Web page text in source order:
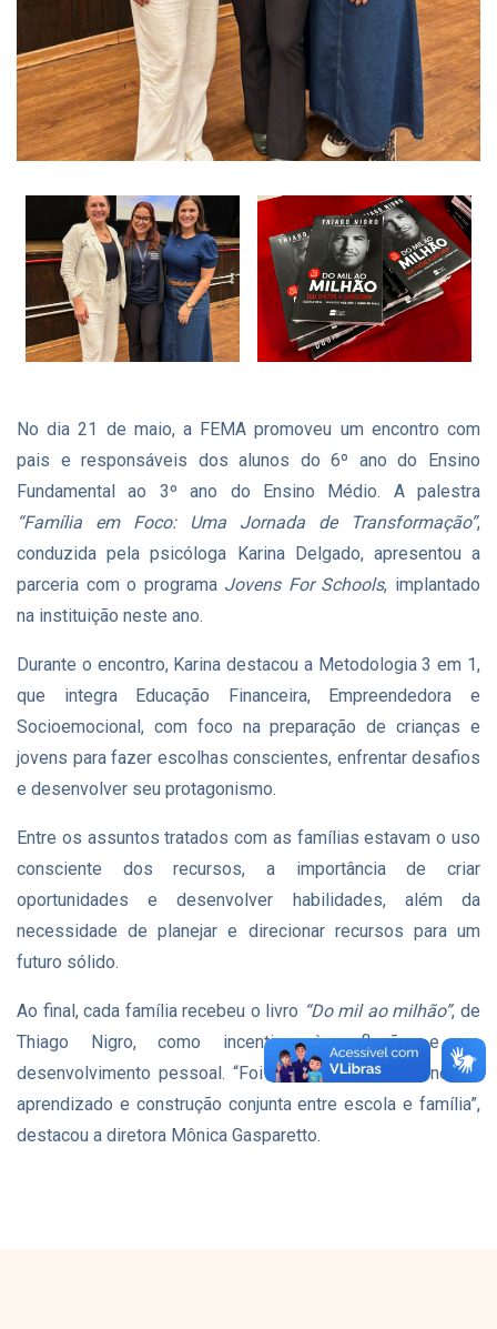
No dia 21 de maio, a FEMA promoveu um encontro com
pais e responsáveis dos alunos do 6º ano do Ensino
Fundamental ao 3º ano do Ensino Médio. A palestra
“Família em Foco: Uma Jornada de Transformação”,
conduzida pela psicóloga Karina Delgado, apresentou a
parceria com o programa Jovens For Schools, implantado
na instituição neste ano.
Durante o encontro, Karina destacou a Metodologia 3 em 1,
que integra Educação Financeira, Empreendedora e
Socioemocional, com foco na preparação de crianças e
jovens para fazer escolhas conscientes, enfrentar desafios
e desenvolver seu protagonismo.
Entre os assuntos tratados com as famílias estavam o uso
consciente dos recursos, a importância de criar
oportunidades e desenvolver habilidades, além da
necessidade de planejar e direcionar recursos para um
futuro sólido.
Ao final, cada família recebeu o livro “Do mil ao milhão”, de
Thiago Nigro, como incentivo à reflexão e ao
desenvolvimento pessoal. “Foi um momento de conexão,
aprendizado e construção conjunta entre escola e família”,
destacou a diretora Mônica Gasparetto.